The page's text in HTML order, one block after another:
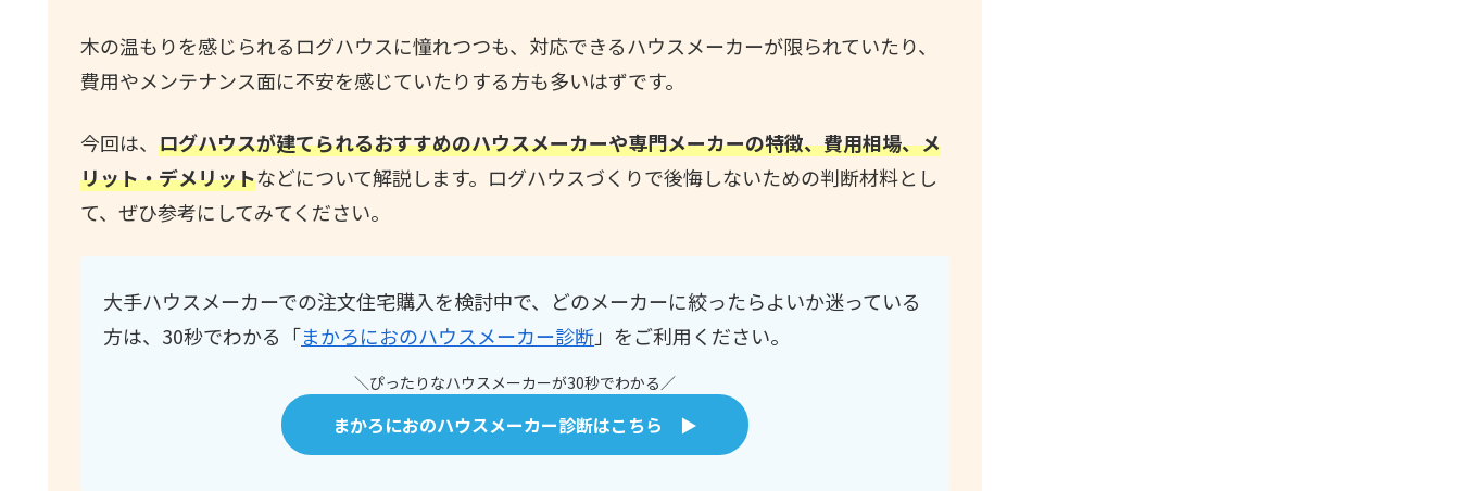
木の温もりを感じられるログハウスに憧れつつも、対応できるハウスメーカーが限られていたり、
費用やメンテナンス面に不安を感じていたりする方も多いはずです。
今回は、 ログハウスが建てられるおすすめのハウスメーカーや専門メーカーの特徴、費用相場、メ
リット・デメリットなどについて解説します。ログハウスづくりで後悔しないための判断材料とし
て、ぜひ参考にしてみてください。
大手ハウスメーカーでの注文住宅購入を検討中で、どのメーカーに絞ったらよいか迷っている
方は、30秒でわかる「まかろにおのハウスメーカー診断」をご利用ください。
＼ぴったりなハウスメーカーが30秒でわかる／
まかろにおのハウスメーカー診断はこちら ▶